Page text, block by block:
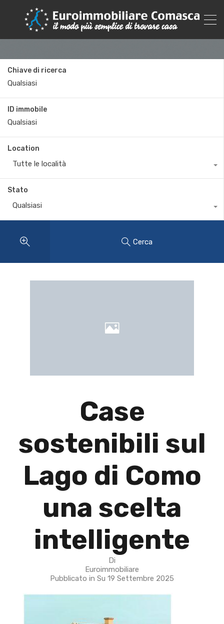
Chiave di ricerca
ID immobile
Location
Tutte le località
Stato
Qualsiasi
Cerca
Case
sostenibili sul
Lago di Como
una scelta
intelligente
Di
Euroimmobiliare
Pubblicato in Su 19 Settembre 2025